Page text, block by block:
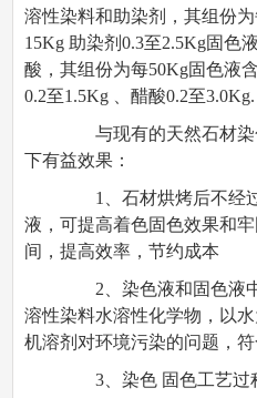
溶性染料和助染剂，其组份
15Kg 助染剂0.3至2.5Kg固色
酸，其组份为每50Kg固色液
0.2至1.5Kg 、醋酸0.2至3.0Kg.
与现有的天然石材染
下有益效果：
1、石材烘烤后不经
液，可提高着色固色效果和
间，提高效率，节约成本
2、染色液和固色液
溶性染料水溶性化学物，以
机溶剂对环境污染的问题，符
3、染色 固色工艺过